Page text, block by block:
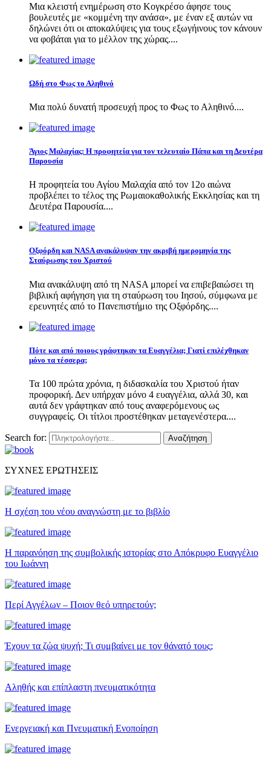
Μια κλειστή ενημέρωση στο Κογκρέσο άφησε τους
βουλευτές με «κομμένη την ανάσα», με έναν εξ αυτών να
δηλώνει ότι οι αποκαλύψεις για τους εξωγήινους τον κάνουν
να φοβάται για το μέλλον της χώρας....
Ωδή στο Φως το Αληθινό
Μια πολύ δυνατή προσευχή προς το Φως το Αληθινό....
Άγιος Μαλαχίας: Η προφητεία για τον τελευταίο Πάπα και τη Δευτέρα
Παρουσία
Η προφητεία του Αγίου Μαλαχία από τον 12ο αιώνα
προβλέπει το τέλος της Ρωμαιοκαθολικής Εκκλησίας και τη
Δευτέρα Παρουσία....
Οξφόρδη και NASA ανακάλυψαν την ακριβή ημερομηνία της
Σταύρωσης του Χριστού
Μια ανακάλυψη από τη NASA μπορεί να επιβεβαιώσει τη
βιβλική αφήγηση για τη σταύρωση του Ιησού, σύμφωνα με
ερευνητές από το Πανεπιστήμιο της Οξφόρδης....
Πότε και από ποιους γράφτηκαν τα Ευαγγέλια; Γιατί επιλέχθηκαν
μόνο τα τέσσερα;
Τα 100 πρώτα χρόνια, η διδασκαλία του Χριστού ήταν
προφορική. Δεν υπήρχαν μόνο 4 ευαγγέλια, αλλά 30, και
αυτά δεν γράφτηκαν από τους αναφερόμενους ως
συγγραφείς. Οι τίτλοι προστέθηκαν μεταγενέστερα....
Search for: Αναζήτηση
ΣΥΧΝΕΣ ΕΡΩΤΗΣΕΙΣ
Η σχέση του νέου αναγνώστη με το βιβλίο
Η παρανόηση της συμβολικής ιστορίας στο Απόκρυφο Ευαγγέλιο
του Ιωάννη
Περί Αγγέλων – Ποιον θεό υπηρετούν;
Έχουν τα ζώα ψυχή; Τι συμβαίνει με τον θάνατό τους;
Αληθής και επίπλαστη πνευματικότητα
Ενεργειακή και Πνευματική Ενοποίηση